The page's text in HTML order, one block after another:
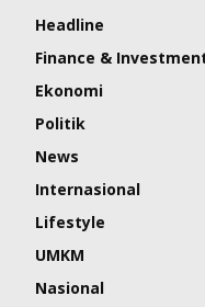
Headline
Finance &
Ekonomi
Politik
News
Internasional
Lifestyle
UMKM
Nasional